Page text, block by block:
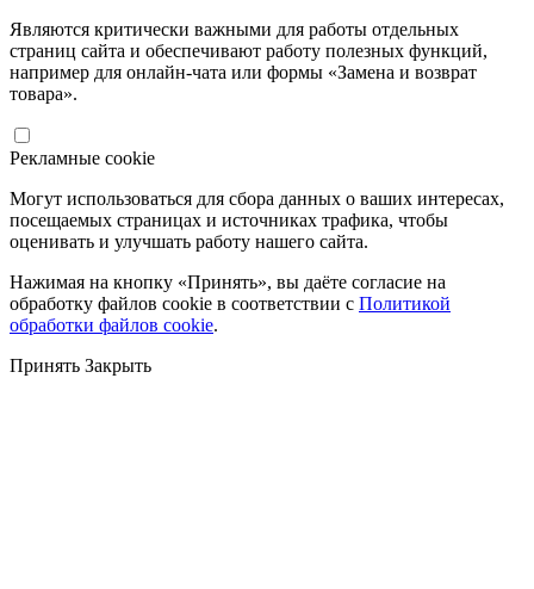
Являются критически важными для работы отдельных
страниц сайта и обеспечивают работу полезных функций,
например для онлайн-чата или формы «Замена и возврат
товара».
Рекламные cookie
Могут использоваться для сбора данных о ваших интересах,
посещаемых страницах и источниках трафика, чтобы
оценивать и улучшать работу нашего сайта.
Нажимая на кнопку «Принять», вы даёте согласие на
обработку файлов cookie в соответствии с Политикой
обработки файлов cookie.
Принять Закрыть